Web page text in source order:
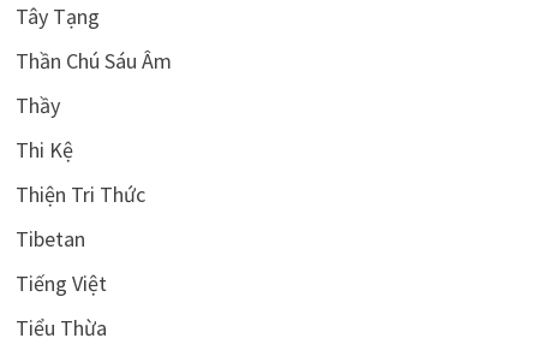
Tây Tạng
Thần Chú Sáu Âm
Thầy
Thi Kệ
Thiện Tri Thức
Tibetan
Tiếng Việt
Tiểu Thừa